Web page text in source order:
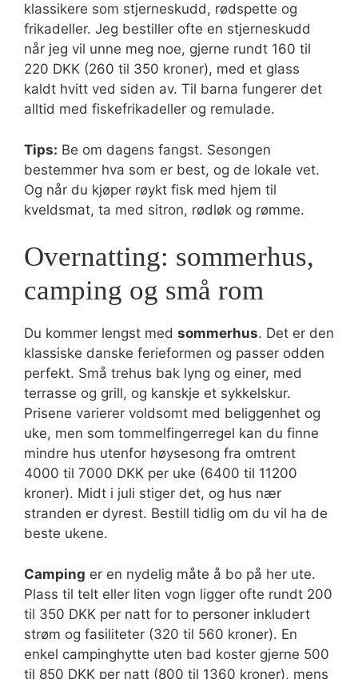
klassikere som stjerneskudd, rødspette og
frikadeller. Jeg bestiller ofte en stjerneskudd
når jeg vil unne meg noe, gjerne rundt 160 til
220 DKK (260 til 350 kroner), med et glass
kaldt hvitt ved siden av. Til barna fungerer det
alltid med fiskefrikadeller og remulade.
Tips: Be om dagens fangst. Sesongen
bestemmer hva som er best, og de lokale vet.
Og når du kjøper røykt fisk med hjem til
kveldsmat, ta med sitron, rødløk og rømme.
Overnatting: sommerhus,
camping og små rom
Du kommer lengst med sommerhus. Det er den
klassiske danske ferieformen og passer odden
perfekt. Små trehus bak lyng og einer, med
terrasse og grill, og kanskje et sykkelskur.
Prisene varierer voldsomt med beliggenhet og
uke, men som tommelfingerregel kan du finne
mindre hus utenfor høysesong fra omtrent
4000 til 7000 DKK per uke (6400 til 11200
kroner). Midt i juli stiger det, og hus nær
stranden er dyrest. Bestill tidlig om du vil ha de
beste ukene.
Camping er en nydelig måte å bo på her ute.
Plass til telt eller liten vogn ligger ofte rundt 200
til 350 DKK per natt for to personer inkludert
strøm og fasiliteter (320 til 560 kroner). En
enkel campinghytte uten bad koster gjerne 500
til 850 DKK per natt (800 til 1360 kroner), mens